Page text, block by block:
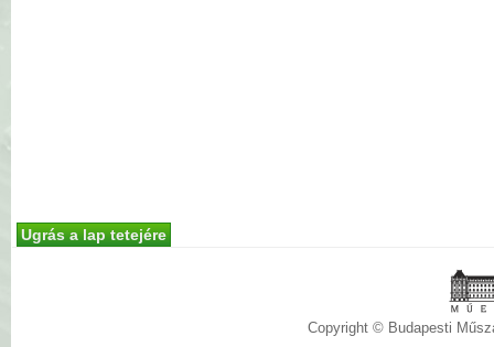
Copyright © Budapesti
Ugrás a lap tetejére